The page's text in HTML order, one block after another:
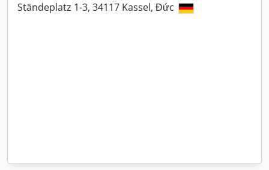
Ständeplatz 1-3, 34117 Kassel, Đức